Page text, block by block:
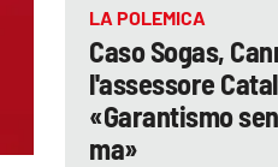
LA POLEMICA
Caso Sogas,
l'assessore
«Garantismo
ma»